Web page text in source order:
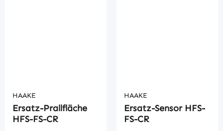
HAAKE
Ersatz-Prallfläche
HFS-FS-CR
HAAKE
Ersatz-Sensor HFS-
FS-CR